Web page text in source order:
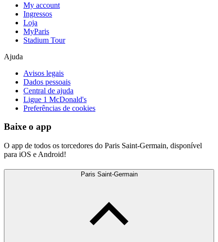
My account
Ingressos
Loja
MyParis
Stadium Tour
Ajuda
Avisos legais
Dados pessoais
Central de ajuda
Ligue 1 McDonald's
Preferências de cookies
Baixe o app
O app de todos os torcedores do Paris Saint-Germain, disponível
para iOS e Android!
Paris Saint-Germain